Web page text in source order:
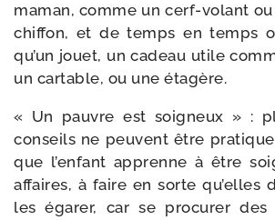
maman, comme un cerf-​volant
chif­fon, et de temps en temps
qu’un jouet, un cadeau utile
un car­table, ou une étagère.
« Un pauvre est soi­gneux » :
conseils ne peuvent être
que l’enfant apprenne à être
affaires, à faire en sorte qu’elles
les éga­rer, car se pro­cu­rer des